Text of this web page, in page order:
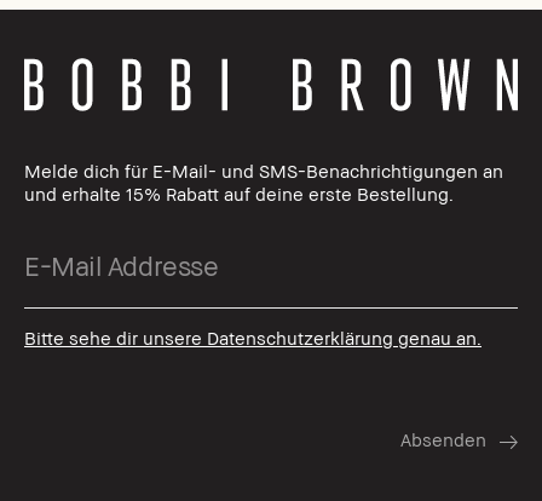
Melde dich für E-Mail- und SMS-Benachrichtigungen an
und erhalte 15% Rabatt auf deine erste Bestellung.
Bitte sehe dir unsere Datenschutzerklärung genau an.